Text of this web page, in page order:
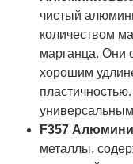
чистый
количеством
марганца. Они
хорошим
F357
металлы,